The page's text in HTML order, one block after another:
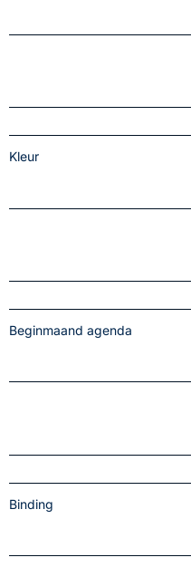
Kleur
Beginmaand agenda
Binding